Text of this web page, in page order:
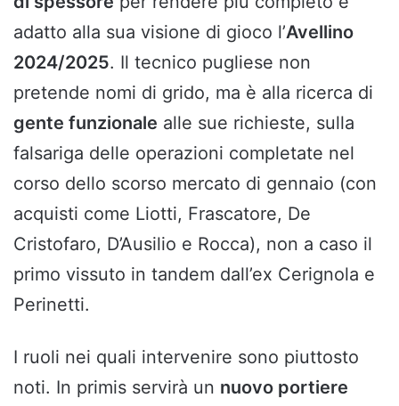
adatto alla sua visione di gioco l’Avellino
2024/2025. Il tecnico pugliese non
pretende nomi di grido, ma è alla ricerca di
gente funzionale alle sue richieste, sulla
falsariga delle operazioni completate nel
corso dello scorso mercato di gennaio (con
acquisti come Liotti, Frascatore, De
Cristofaro, D’Ausilio e Rocca), non a caso il
primo vissuto in tandem dall’ex Cerignola e
Perinetti.
I ruoli nei quali intervenire sono piuttosto
noti. In primis servirà un nuovo portiere